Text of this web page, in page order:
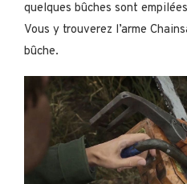
quelques bûches sont
Vous y trouverez l’arme
bûche.